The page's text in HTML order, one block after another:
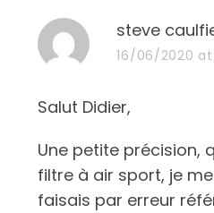
s
a
s
steve
16/06/2020 at
Salut Didier,
Une petite précision,
filtre à air sport, je
faisais par erreur